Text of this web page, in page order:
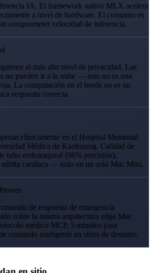
IA. El framework nativo MLX acelera
a nivel de hardware. El consumo es
comprometer velocidad de inferencia.
el más alto nivel de privacidad. Las
no pueden ir a la nube — esto no es una
La computación en el borde no es un
respuesta correcta.
clínicamente en el Hospital Memorial
Médica de Kaohsiung. Calidad de
tubo endotraqueal (96% precisión),
súbita cardíaca — todo en un solo Mac Mini.
de respuesta de emergencia
sobre la misma arquitectura edge Mac
médico MCP, 5 minutos para
comando inteligente en sitios de desastre.